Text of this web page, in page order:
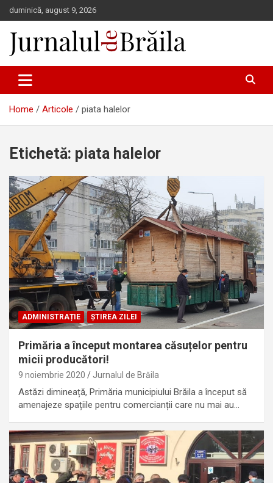
Skip
to
content
duminică, august 9, 2026
Jurnalul de Brăila
Home Articole piata halelor
Etichetă: piata halelor
ADMINISTRAȚIE ȘTIREA ZILEI
Primăria a început montarea căsuțelor pentru
micii producători!
9 noiembrie 2020 Jurnalul de Brăila
Astăzi dimineață, Primăria municipiului Brăila a început să
amenajeze spațiile pentru comercianții care nu mai au…